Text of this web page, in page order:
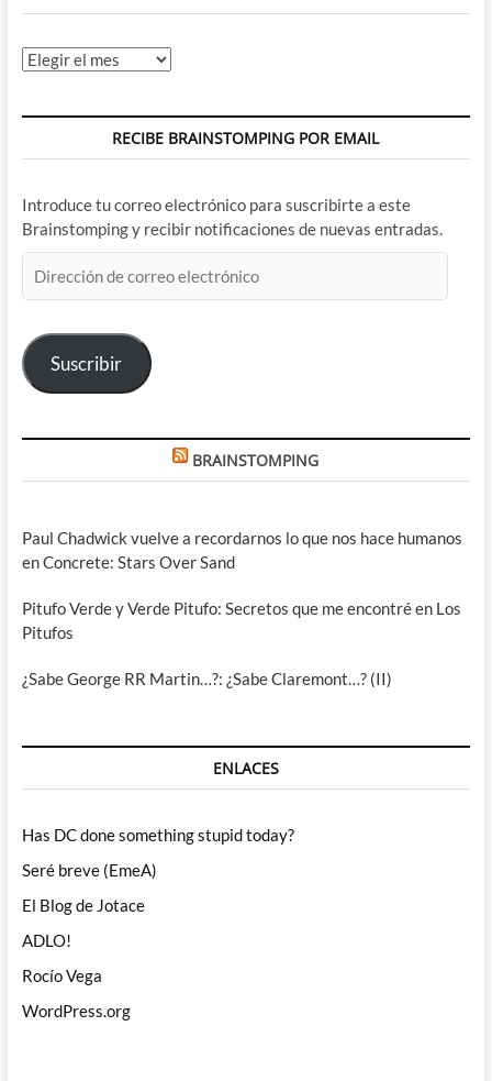
Archivos
RECIBE BRAINSTOMPING POR EMAIL
Introduce tu correo electrónico para suscribirte a este
Brainstomping y recibir notificaciones de nuevas entradas.
de
electrónico
Suscribir
BRAINSTOMPING
Paul Chadwick vuelve a recordarnos lo que nos hace humanos
en Concrete: Stars Over Sand
Pitufo Verde y Verde Pitufo: Secretos que me encontré en Los
Pitufos
¿Sabe George RR Martin…?: ¿Sabe Claremont…? (II)
ENLACES
Has DC done something stupid today?
Seré breve (EmeA)
El Blog de Jotace
ADLO!
Rocío Vega
WordPress.org